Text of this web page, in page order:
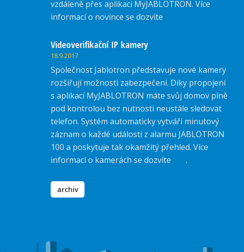
vzdáleně přes aplikaci MyJABLOTRON. Více
informací o novince se dozvíte
Videoverifikační IP kamery
18.9.2017
Společnost Jablotron představuje nové kamery
rozšiřují možnosti zabezpečení. Díky propojení
s aplikací MyJABLOTRON máte svůj domov plně
pod kontrolou bez nutnosti neustále sledovat
telefon. Systém automaticky vytváří minutový
záznam o každé události z alarmu JABLOTRON
100 a poskytuje tak okamžitý přehled. Více
informací o kamerách se dozvíte
.
archiv